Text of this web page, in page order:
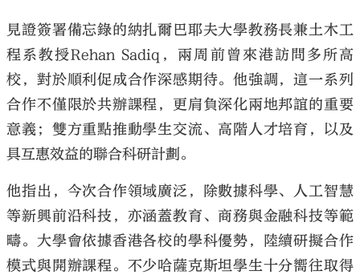
見證簽署備忘錄的納扎爾巴耶夫大學教務長兼土木工
程系教授Rehan Sadiq，兩周前曾來港訪問多所高
校，對於順利促成合作深感期待。他強調，這一系列
合作不僅限於共辦課程，更肩負深化兩地邦誼的重要
意義；雙方重點推動學生交流、高階人才培育，以及
具互惠效益的聯合科研計劃。
他指出，今次合作領域廣泛，除數據科學、人工智慧
等新興前沿科技，亦涵蓋教育、商務與金融科技等範
疇。大學會依據香港各校的學科優勢，陸續研擬合作
模式與開辦課程。不少哈薩克斯坦學生十分嚮往取得